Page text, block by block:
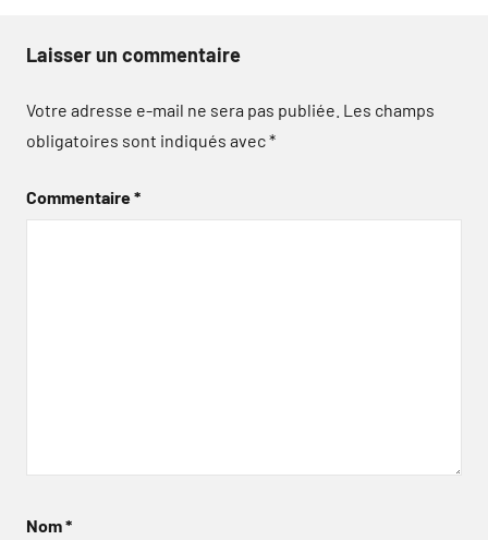
Laisser un commentaire
Votre adresse e-mail ne sera pas publiée. Les champs
obligatoires sont indiqués avec*
Commentaire*
Nom*